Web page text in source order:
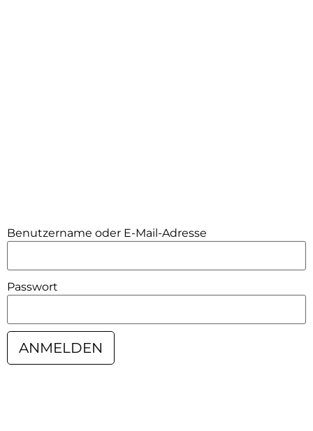
Benutzername oder E-Mail-Adresse
Passwort